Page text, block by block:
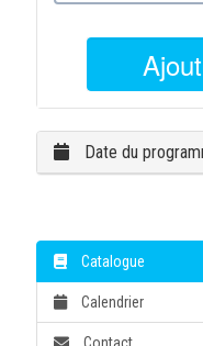
Date du
Catalogue
Calendrier